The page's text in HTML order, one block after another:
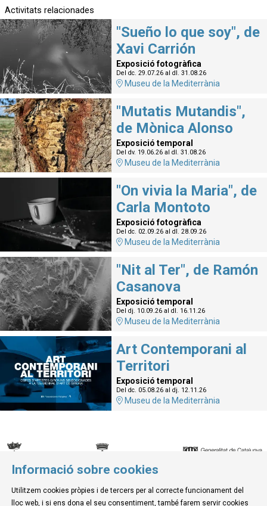
Activitats relacionades
"Sueño lo que soy", de
Xavi Carrión
Exposició fotogràfica
Del dc. 29.07.26al dl. 31.08.26
Museu de la Mediterrània
"Mutatis Mutandis",
de Mònica Alonso
Exposició temporal
Del dv. 19.06.26al dl. 31.08.26
Museu de la Mediterrània
"On vivia la Maria", de
Carla Montoto
Exposició fotogràfica
Del dc. 02.09.26al dl. 28.09.26
Museu de la Mediterrània
"Nit al Ter", de Ramón
Casanova
Exposició temporal
Del dj. 10.09.26al dl. 16.11.26
Museu de la Mediterrània
Art Contemporani al
Territori
Exposició temporal
Del dc. 05.08.26al dj. 12.11.26
Museu de la Mediterrània
© Museu de la Mediterrània
C. d'Ullà, 27-31 | 17257 Torroella de Montgrí
Informació sobre cookies
Utilitzem cookies pròpies i de tercers per al correcte funcionament del
lloc web, i si ens dona el seu consentiment, també farem servir cookies